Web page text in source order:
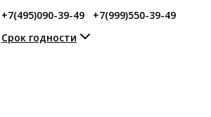
+7(495)090-39-49
+7(999)550-39-49
Срок годности